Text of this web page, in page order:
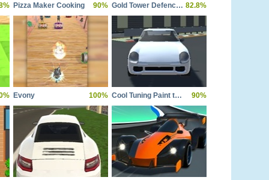
Pizza Maker Cooking 90% Gold Tower Defence Protect Your Gold 82.8%
Evony 100% Cool Tuning Paint the Car 90%